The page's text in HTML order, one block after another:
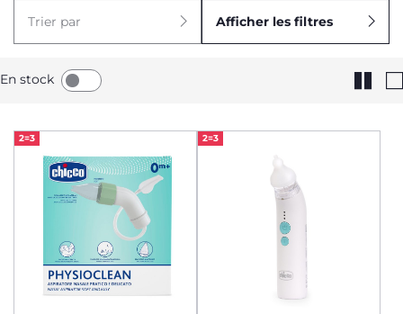
Trier par Afficher les filtres
En stock
2=3 2=3